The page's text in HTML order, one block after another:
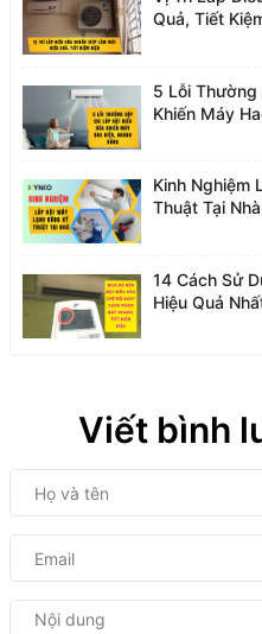
Quả, Tiết
5 Lỗi Thường
Khiến Máy
Kinh Nghiệm
Thuật Tại Nhà
14 Cách Sử
Hiệu Quả
Viết bình